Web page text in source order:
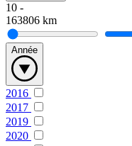
10 -
163806 km
Année
2016
2017
2019
2020